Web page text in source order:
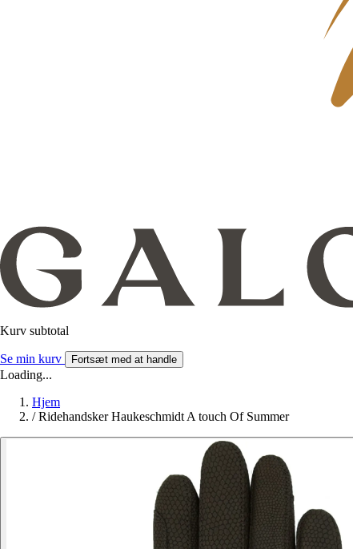
Kurv subtotal
Se min kurv Fortsæt med at handle
Loading...
Hjem
/ Ridehandsker Haukeschmidt A touch Of Summer